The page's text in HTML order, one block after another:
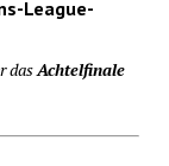
League-
dasAchtelfinale